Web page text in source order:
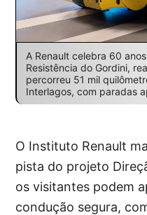
A Renault celebra 60
Resistência do Gordini,
percorreu 51 mil
Interlagos, com paradas
O Instituto Renault
pista do projeto
os visitantes podem
condução segura,